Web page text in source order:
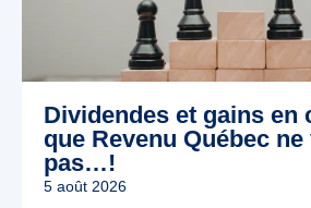
Dividendes et gains en
que Revenu Québec
pas…!
5 août 2026